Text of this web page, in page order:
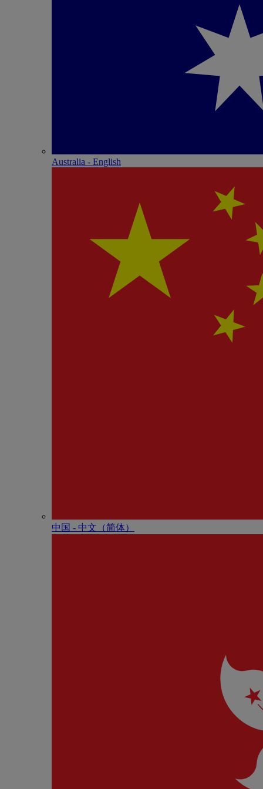
Australia - English
中国 - 中⽂（简体）